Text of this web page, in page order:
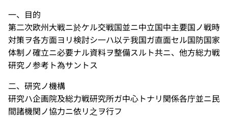
一、目的
第二次欧州大戦ニ於ケル交戦国並ニ中立国中主要国ノ戦時
対策ヲ各方面ヨリ検討シ一ハ以テ我国ガ直面セル国防国家
体制ノ確立ニ必要ナル資料ヲ整備スルト共ニ、他方総力戦
研究ノ参考ト為サントス
二、研究ノ機構
研究ハ企画院及総力戦研究所ガ中心トナリ関係各庁並ニ民
間諸機関ノ協力ニ依リ之ヲ行フ